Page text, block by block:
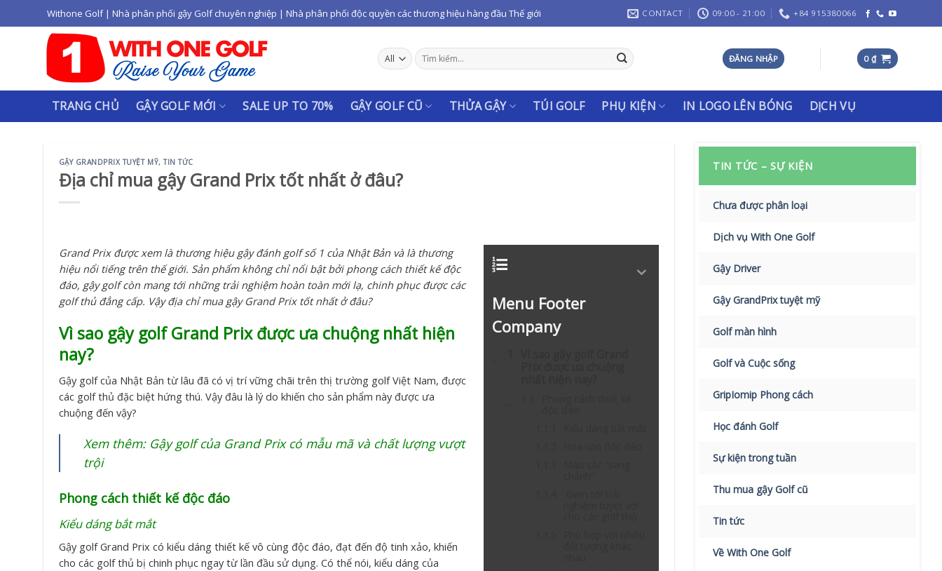
to
Withone Golf | Nhà phân phối gậy Golf chuyên nghiệp | Nhà phân phối độc quyền các thương hiệu hàng đầu Thế giới CONTACT 09:00 - 21:00 +84 915380066
Tìm
kiếm:
ĐĂNG NHẬP 0 ₫
TRANG CHỦ GẬY GOLF MỚI SALE UP TO 70% GẬY GOLF CŨ THỬA GẬY TÚI GOLF PHỤ KIỆN IN LOGO LÊN BÓNG DỊCH VỤ
GẬY GRANDPRIX TUYỆT MỸ,TIN TỨC
Địa chỉ mua gậy Grand Prix tốt nhất ở đâu?
Menu Footer
Company
Grand Prix được xem là thương hiệu gậy đánh golf số 1 của Nhật Bản và là thương
hiệu nổi tiếng trên thế giới. Sản phẩm không chỉ nổi bật bởi phong cách thiết kế độc
đáo, gậy golf còn mang tới những trải nghiệm hoàn toàn mới lạ, chinh phục được các
golf thủ đẳng cấp. Vậy địa chỉ mua gậy Grand Prix tốt nhất ở đâu?
Vì sao gậy golf Grand Prix được ưa chuộng nhất hiện
nay?
Gậy golf của Nhật Bản từ lâu đã có vị trí vững chãi trên thị trường golf Việt Nam, được
các golf thủ đặc biệt hứng thú. Vậy đâu là lý do khiến cho sản phẩm này được ưa
chuộng đến vậy?
Xem thêm: Gậy golf của Grand Prix có mẫu mã và chất lượng vượt
trội
Phong cách thiết kế độc đáo
Kiểu dáng bắt mắt
Gậy golf Grand Prix có kiểu dáng thiết kế vô cùng độc đáo, đạt đến độ tinh xảo, khiến
cho các golf thủ bị chinh phục ngay từ lần đầu sử dụng. Có thể nói, kiểu dáng của
TIN TỨC – SỰ KIỆN
Chưa được phân loại
Dịch vụ With One Golf
Gậy Driver
Gậy GrandPrix tuyệt mỹ
Golf màn hình
Golf và Cuộc sống
GripIomip Phong cách
Học đánh Golf
Sự kiện trong tuần
Thu mua gậy Golf cũ
Tin tức
Về With One Golf